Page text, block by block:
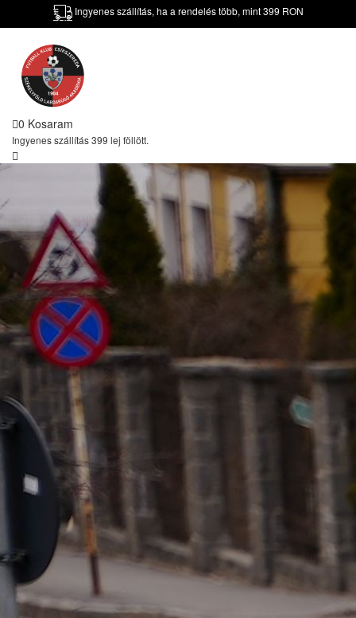
Ingyenes szállítás, ha a rendelés több, mint 399 RON
0 Kosaram
Ingyenes szállítás 399 lej föllött.